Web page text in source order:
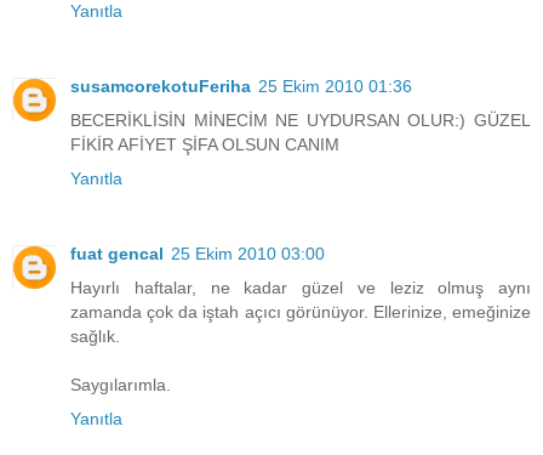
Yanıtla
susamcorekotuFeriha 25 Ekim 2010 01:36
BECERİKLİSİN MİNECİM NE UYDURSAN OLUR:) GÜZEL
FİKİR AFİYET ŞİFA OLSUN CANIM
Yanıtla
fuat gencal 25 Ekim 2010 03:00
Hayırlı haftalar, ne kadar güzel ve leziz olmuş aynı
zamanda çok da iştah açıcı görünüyor. Ellerinize, emeğinize
sağlık.
Saygılarımla.
Yanıtla